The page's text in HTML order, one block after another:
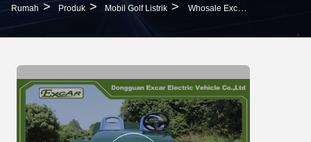
Rumah > Produk > Mobil Golf Listrik > Whosale Excar New Design Model Electric Mini Buggy Mobil Golf Mobil